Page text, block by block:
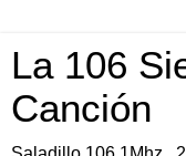
La 106
Canción